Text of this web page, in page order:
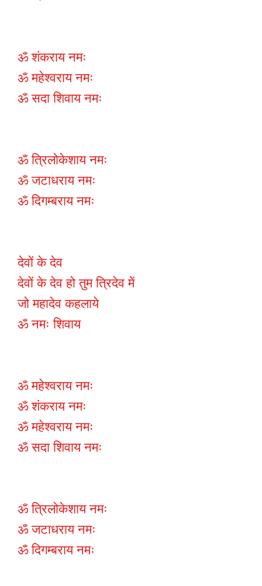
ॐ शंकराय नमः
ॐ महेश्वराय नमः
ॐ सदा शिवाय नमः
ॐ त्रिलोकेशाय नमः
ॐ जटाधराय नमः
ॐ दिगम्बराय नमः
देवों के देव
देवों के देव हो तुम त्रिदेव में
जो महादेव कहलाये
ॐ नमः शिवाय
ॐ महेश्वराय नमः
ॐ शंकराय नमः
ॐ महेश्वराय नमः
ॐ सदा शिवाय नमः
ॐ त्रिलोकेशाय नमः
ॐ जटाधराय नमः
ॐ दिगम्बराय नमः